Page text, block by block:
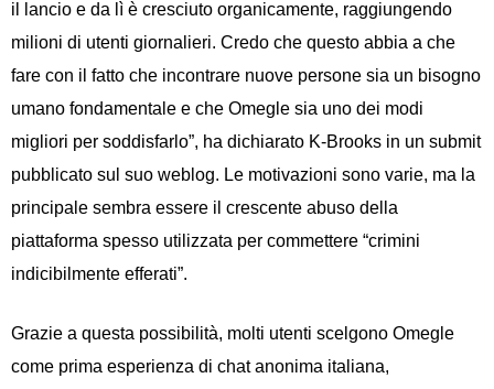
il lancio e da lì è cresciuto organicamente, raggiungendo
milioni di utenti giornalieri. Credo che questo abbia a che
fare con il fatto che incontrare nuove persone sia un bisogno
umano fondamentale e che Omegle sia uno dei modi
migliori per soddisfarlo”, ha dichiarato K-Brooks in un submit
pubblicato sul suo weblog. Le motivazioni sono varie, ma la
principale sembra essere il crescente abuso della
piattaforma spesso utilizzata per commettere “crimini
indicibilmente efferati”.
Grazie a questa possibilità, molti utenti scelgono Omegle
come prima esperienza di chat anonima italiana,